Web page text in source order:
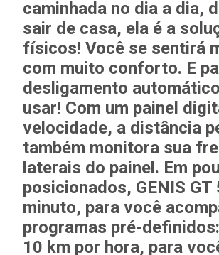
caminhada no dia a dia,
sair de casa, ela é a
físicos! Você se sentirá
com muito conforto. E
desligamento automático
usar! Com um painel
velocidade, a distância
também monitora sua
laterais do painel. Em
posicionados, GENIS GT
minuto, para você
programas pré-
10 km por hora, para